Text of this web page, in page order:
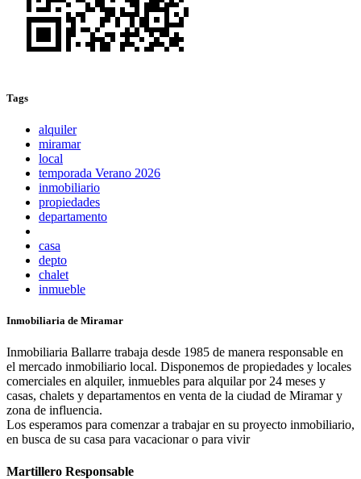
Tags
alquiler
miramar
local
temporada Verano 2026
inmobiliario
propiedades
departamento
casa
depto
chalet
inmueble
Inmobiliaria de Miramar
Inmobiliaria Ballarre trabaja desde 1985 de manera responsable en
el mercado inmobiliario local. Disponemos de propiedades y locales
comerciales en alquiler, inmuebles para alquilar por 24 meses y
casas, chalets y departamentos en venta de la ciudad de Miramar y
zona de influencia.
Los esperamos para comenzar a trabajar en su proyecto inmobiliario,
en busca de su casa para vacacionar o para vivir
Martillero Responsable